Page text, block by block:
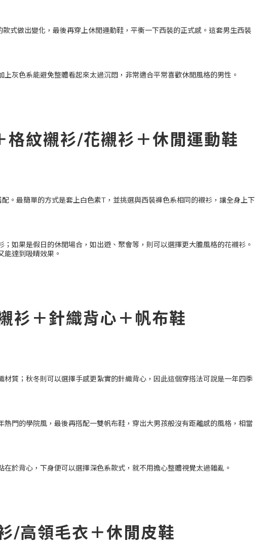
式做出變化，最後再穿上休閒運動鞋，平衡一下西裝的正式感。這套男生西裝
上灰色系能避免整體看起來太過沉悶，非常適合平常喜歡休閒風格的男性。
紋襯衫/花襯衫＋休閒運動鞋
。最簡單的方式是套上白色素T，並挑選與西裝褲色系相同的襯衫，讓全身上下
如果是假日的休閒場合，如出遊、聚會等，則可以選擇更大膽風格的花襯衫。
能達到吸睛效果。
衫＋針織背心＋帆布鞋
質；秋冬則可以選擇手感更紮實的針織背心，因此這個穿搭法可說是一年四季
門的學院風，最後再搭配一雙帆布鞋，穿出大男孩般沒有距離感的風格，相當
在於背心，下身便可以選擇深色系款式，就不用擔心整體視覺太過雜亂。
/高領毛衣＋休閒皮鞋